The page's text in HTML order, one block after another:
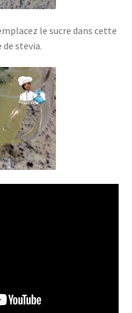
le sucre dans cette
stevia.